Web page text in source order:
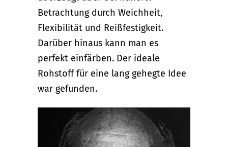
Betrachtung durch Weichheit,
Flexibilität und Reißfestigkeit.
Darüber hinaus kann man es
perfekt einfärben. Der ideale
Rohstoff für eine lang gehegte Idee
war gefunden.